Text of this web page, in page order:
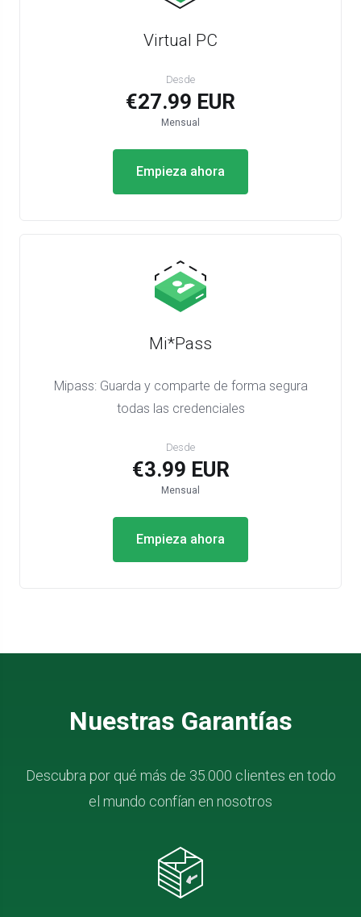
Virtual PC
Desde
€27.99 EUR
Mensual
Empieza ahora
Mi*Pass
Mipass: Guarda y comparte de forma segura
todas las credenciales
Desde
€3.99 EUR
Mensual
Empieza ahora
Nuestras Garantías
Descubra por qué más de 35.000 clientes en todo
el mundo confían en nosotros